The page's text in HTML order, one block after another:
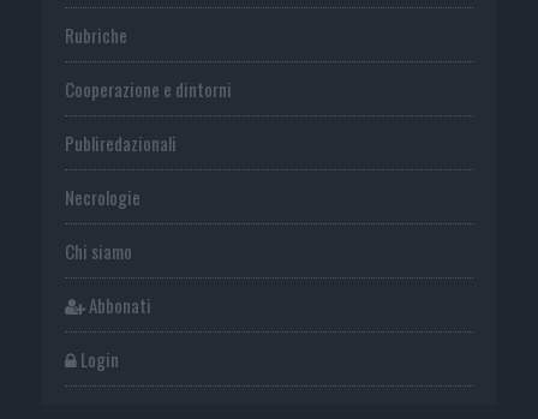
Rubriche
Cooperazione e dintorni
Publiredazionali
Necrologie
Chi siamo
Abbonati
Login